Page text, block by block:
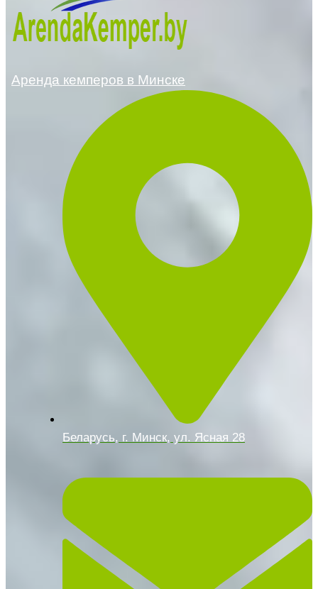
new
tab
Аренда кемперов в Минске
Беларусь, г. Минск, ул. Ясная 28